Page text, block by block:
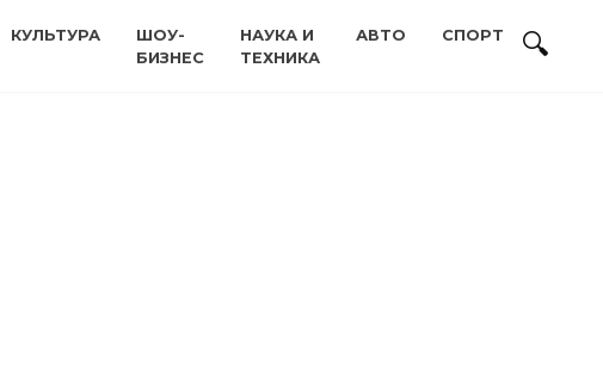
КУЛЬТУРА
ШОУ-
БИЗНЕС
НАУКА И
ТЕХНИКА
АВТО СПОРТ